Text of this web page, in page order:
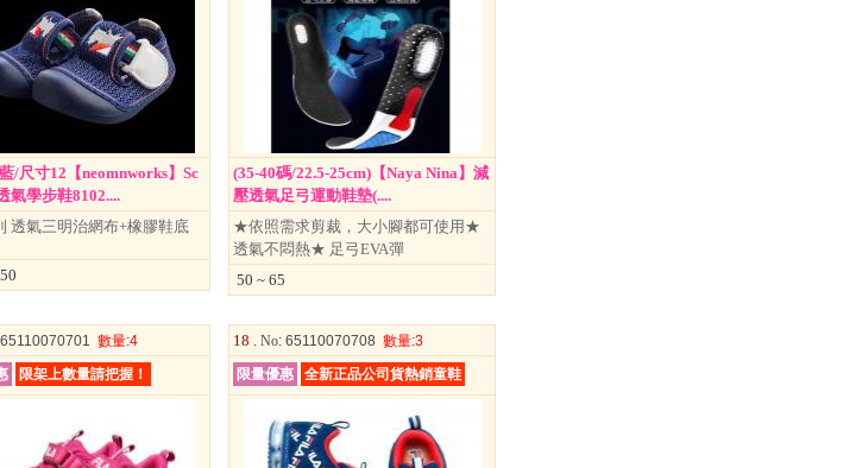
/尺寸12【neomnworks】Sc
氣學步鞋8102....
透氣三明治網布+橡膠鞋底
(35-40碼/22.5-25cm)【Naya Nina】減
壓透氣足弓運動鞋墊(....
★依照需求剪裁，大小腳都可使用★
透氣不悶熱★ 足弓EVA彈
50 ~ 65
數量:4
限架上數量請把握！
18 . No: 65110070708 數量:3
限量優惠
全新正品公司貨熱銷童鞋